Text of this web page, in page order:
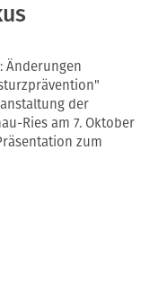
Änderungen
der
Ries am 7. Oktober
zum